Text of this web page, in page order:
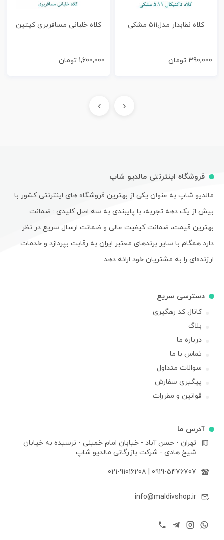
کلاه نقابدار مدل511 مشکی
390,000 تومان
کلاه خلبانی مسافربری کپتین
1,600,000 تومان
‹
›
فروشگاه اینترنتی مالدیو شاپ
مالدیو شاپ به عنوان یکی از بهترین فروشگاه های اینترنتی کشور با
بیش از یک دهه تجربه، با پایبندی به سه اصل کلیدی : ضمانت
بهترین قیمت، ضمانت کیفیت عالی و ضمانت ارسال سریع در نظر
دارد همگام با سایر برندهای معتبر ایران به رقابت بپردازد و خدمات
ارزنده‌ای را به مشتریان خود ارائه دهد.
دسترسی سریع
کانال کد رهگیری
بلاگ
درباره ما
تماس با ما
سوالات متداول
پیگیری سفارش
قوانین و مقررات
آدرس ما
تهران - حسن آباد - خیابان امام خمینی - نرسیده به خیابان
شیخ هادی - شرکت بازرگانی مالدیو شاپ
0919-5476707
|
021-91016208
info@maldivshop.ir